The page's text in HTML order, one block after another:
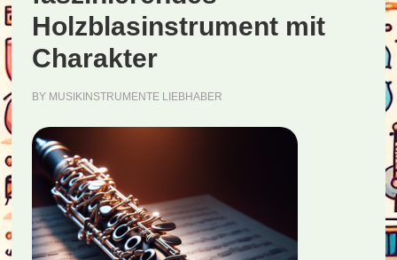
Holzblasinstrument mit
Charakter
BY MUSIKINSTRUMENTE LIEBHABER